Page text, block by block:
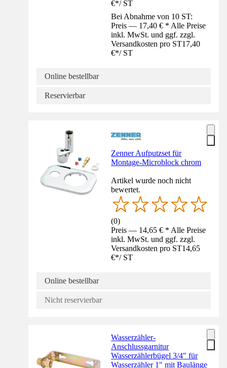
€*/ ST
Bei Abnahme von 10 ST:
Preis — 17,40 € * Alle Preise
inkl. MwSt. und ggf. zzgl.
Versandkosten pro ST17,40
€*/ ST
Online bestellbar
Reservierbar
Zenner Aufputzset für
Montage-Microblock chrom
Artikel wurde noch nicht
bewertet.
(0)
Preis — 14,65 € * Alle Preise
inkl. MwSt. und ggf. zzgl.
Versandkosten pro ST14,65
€*/ ST
Online bestellbar
Nicht reservierbar
Wasserzähler-
Anschlussgarnitur
Wasserzählerbügel 3/4" für
Wasserzähler 1" mit Baulänge